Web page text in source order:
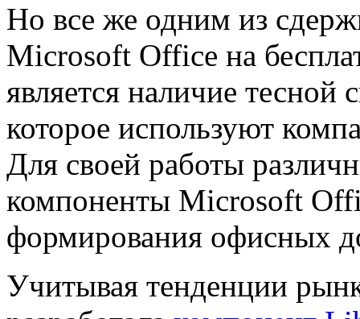
Но все же одним из
Microsoft Office на
является наличие
которое используют
Для своей работы
компоненты Microsoft
формирования офисных
Учитывая тенденции